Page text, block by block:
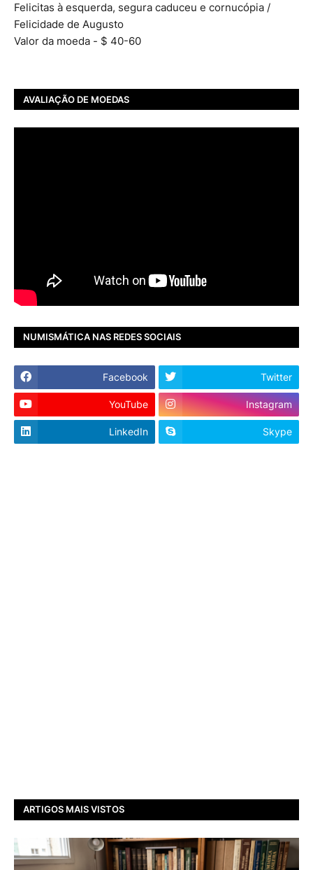
Felicitas à esquerda, segura caduceu e cornucópia /
Felicidade de Augusto
Valor da moeda - $ 40-60
AVALIAÇÃO DE MOEDAS
NUMISMÁTICA NAS REDES SOCIAIS
Facebook Twitter
YouTube Instagram
LinkedIn Skype
ARTIGOS MAIS VISTOS